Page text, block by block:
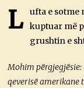
L
ufta e sotme
kuptuar më
grushtin e
Mohim
qeverisë amerikane